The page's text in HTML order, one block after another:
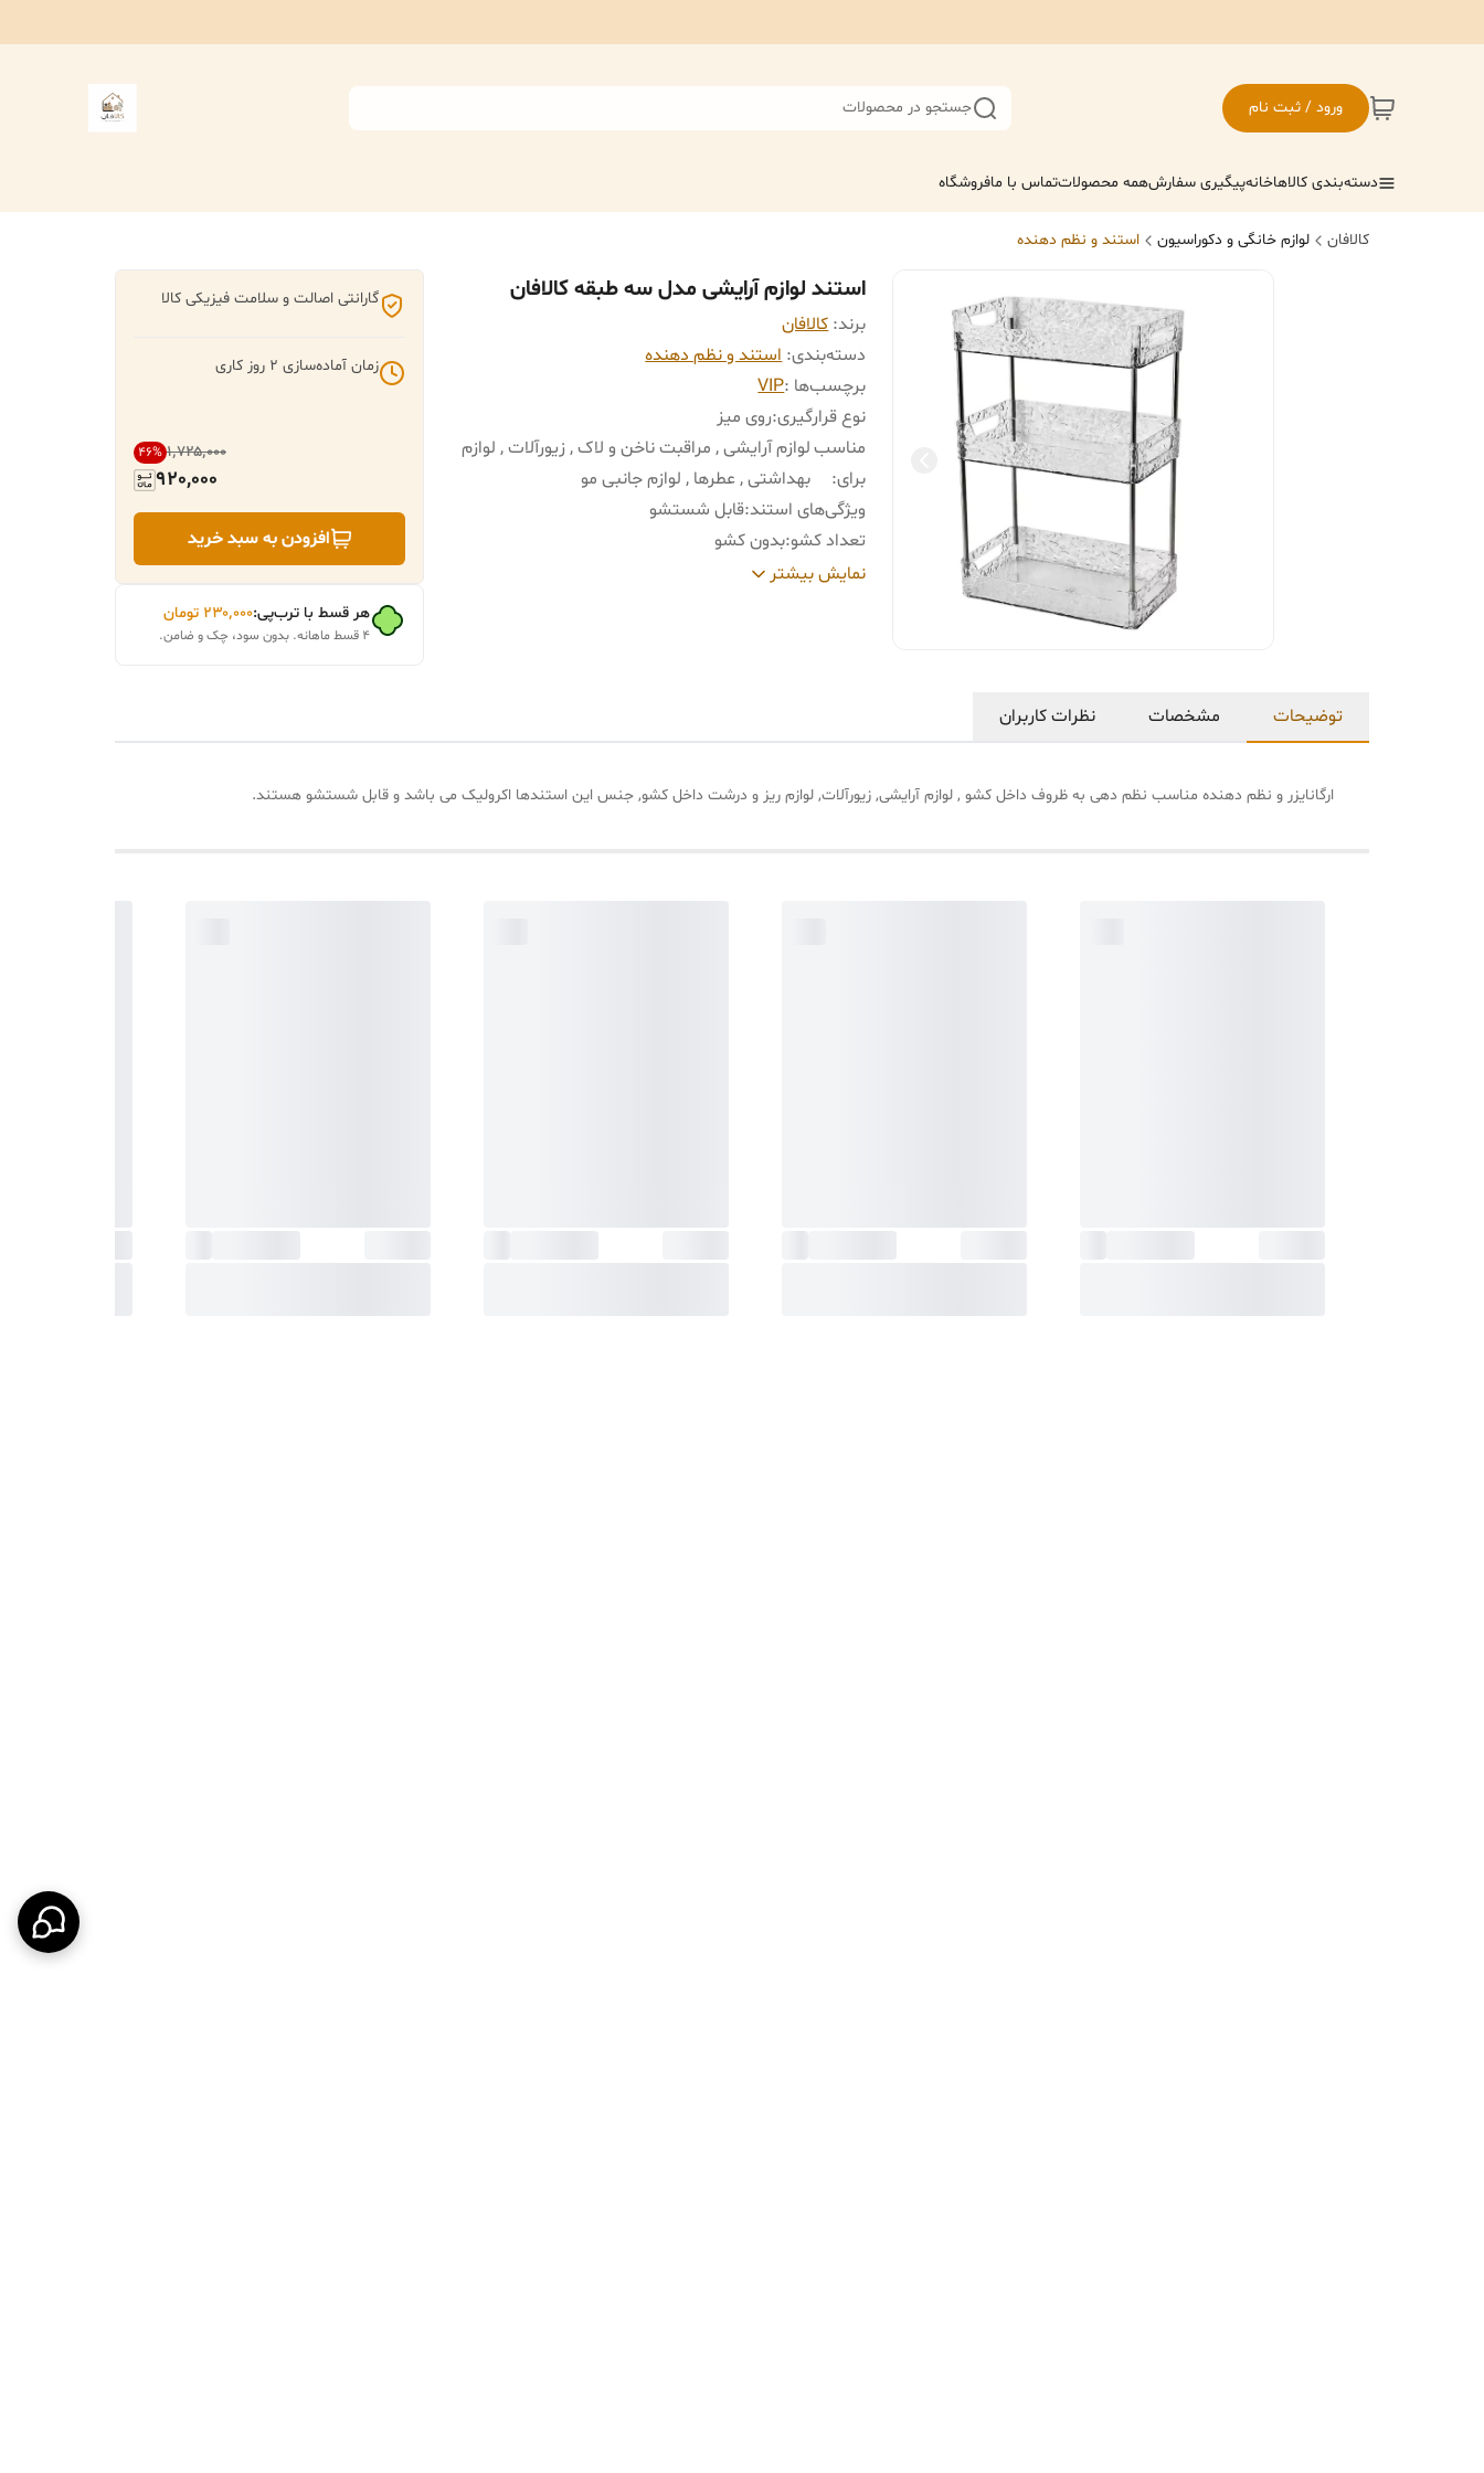
ورود / ثبت نام جستجو در محصولات
دسته‌بندی کالاهاخانهپیگیری سفارشهمه محصولاتتماس با مافروشگاه
کالافان لوازم خانگی و دکوراسیون استند و نظم دهنده
استند لوازم آرایشی مدل سه طبقه کالافان
برند: کالافان
دسته‌بندی:استند و نظم دهنده
برچسب‌ها :VIP
نوع قرارگیری:روی میز
مناسب
برای:
لوازم آرایشی , مراقبت ناخن و لاک , زیورآلات , لوازم
بهداشتی , عطرها , لوازم جانبی مو
ویژگی‌های استند:قابل شستشو
تعداد کشو:بدون کشو
جنس :PVC (پلی وینیل کلراید) , پلاستیک
نمایش بیشتر
گارانتی اصالت و سلامت فیزیکی کالا
زمان آماده‌سازی 2 روز کاری
۱٬۷۲۵٬۰۰۰ 46%
920,000
افزودن به سبد خرید
هر قسط با ترب‌پی:۲۳۰٬۰۰۰ تومان
۴ قسط ماهانه. بدون سود، چک و ضامن.
توضیحات مشخصات نظرات کاربران
ارگانایزر و نظم دهنده مناسب نظم دهی به ظروف داخل کشو , لوازم آرایشی, زیورآلات, لوازم ریز و درشت داخل کشو, جنس این استندها اکرولیک می باشد و قابل شستشو هستند.